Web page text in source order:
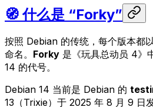
🧭 什么是 “Forky”
按照 Debian 的传统，每个版本都
命名。 Forky 是《玩具总动员 4》
14 的代号。
Debian 14 当前是 Debian 的
13（Trixie）于 2025 年 8 月 9 日